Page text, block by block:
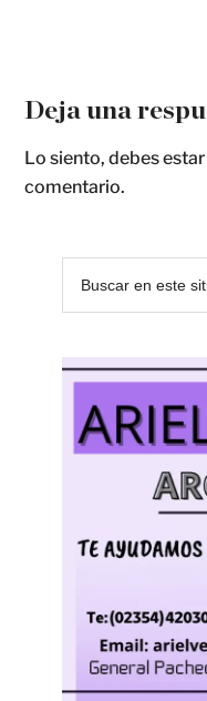
Deja una
Lo siento, debes
comentario.